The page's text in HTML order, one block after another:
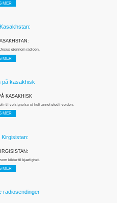
MER
gjennom radioen.
MER
KASAKHISK
til velsignelse et helt annet sted i verden.
MER
kilder til kjærlighet.
MER